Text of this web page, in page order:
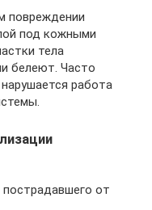
повреждении
под кожными
тела
белеют. Часто
работа
от